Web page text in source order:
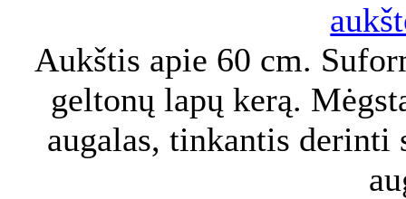
Aukštis apie 60 cm.
geltonų lapų kerą.
augalas, tinkantis derinti